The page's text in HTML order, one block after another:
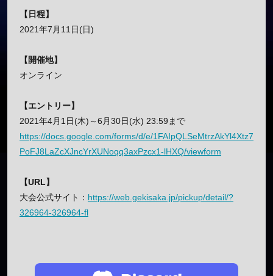
【日程】
2021年7月11日(日)
【開催地】
オンライン
【エントリー】
2021年4月1日(木)～6月30日(水) 23:59まで
https://docs.google.com/forms/d/e/1FAIpQLSeMtrzAkYl4Xtz7
PoFJ8LaZcXJncYrXUNoqq3axPzcx1-lHXQ/viewform
【URL】
大会公式サイト： https://web.gekisaka.jp/pickup/detail/?
326964-326964-fl